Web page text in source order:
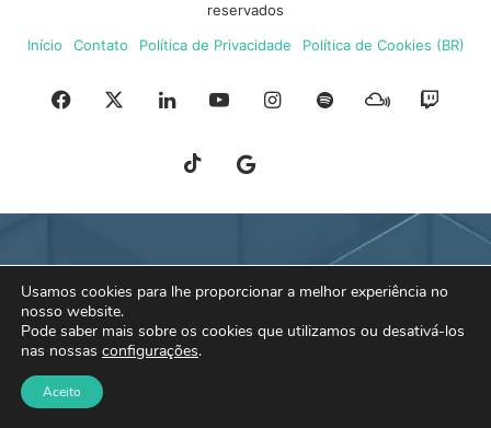
reservados
Início
Contato Política de Privacidade Política de Cookies (BR)
Facebook LinkedinYouTubeInstagram
SpotifyMixcloud
TikTokGoogle
NewsSky
Usamos cookies para lhe proporcionar a melhor experiência no
nosso website.
Pode saber mais sobre os cookies que utilizamos ou desativá-los
nas nossas configurações.
Aceito